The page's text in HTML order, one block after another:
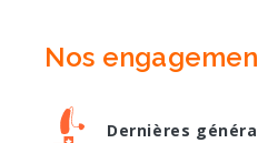
Nos
Dernières